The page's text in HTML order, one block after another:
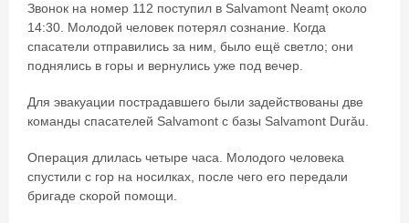
Звонок на номер 112 поступил в Salvamont Neamț около
14:30. Молодой человек потерял сознание. Когда
спасатели отправились за ним, было ещё светло; они
поднялись в горы и вернулись уже под вечер.
Для эвакуации пострадавшего были задействованы две
команды спасателей Salvamont с базы Salvamont Durău.
Операция длилась четыре часа. Молодого человека
спустили с гор на носилках, после чего его передали
бригаде скорой помощи.